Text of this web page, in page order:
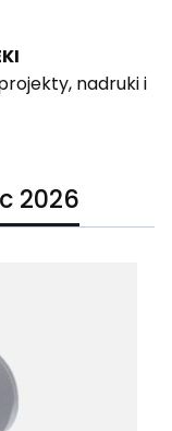
nadruki i
2026